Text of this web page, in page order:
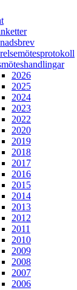
2026
2025
2024
2023
2022
2020
2019
2018
2017
2016
2015
2014
2013
2012
2011
2010
2009
2008
2007
2006